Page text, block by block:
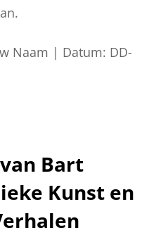
Naam | Datum: DD-
Bart
Kunst en